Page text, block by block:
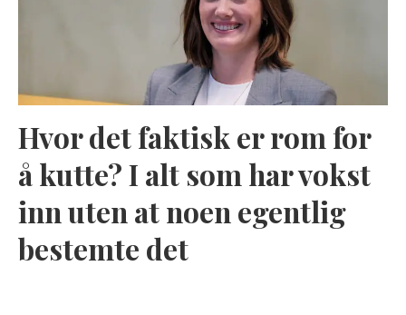
Hvor det faktisk er rom for
å kutte? I alt som har vokst
inn uten at noen egentlig
bestemte det